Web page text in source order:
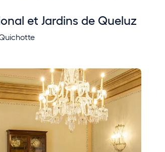
et Jardins de Queluz